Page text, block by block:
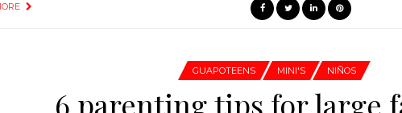
GUAPOTEENS MINI'S NIÑOS
6 parenting tips for large